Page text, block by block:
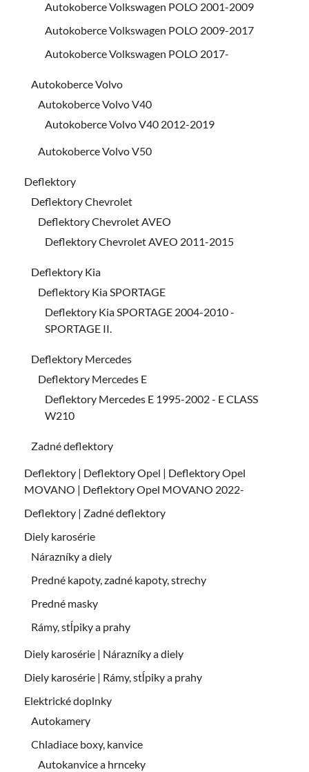
Autokoberce Volkswagen POLO 2001-2009
Autokoberce Volkswagen POLO 2009-2017
Autokoberce Volkswagen POLO 2017-
Autokoberce Volvo
Autokoberce Volvo V40
Autokoberce Volvo V40 2012-2019
Autokoberce Volvo V50
Deflektory
Deflektory Chevrolet
Deflektory Chevrolet AVEO
Deflektory Chevrolet AVEO 2011-2015
Deflektory Kia
Deflektory Kia SPORTAGE
Deflektory Kia SPORTAGE 2004-2010 -
SPORTAGE II.
Deflektory Mercedes
Deflektory Mercedes E
Deflektory Mercedes E 1995-2002 - E CLASS
W210
Zadné deflektory
Deflektory | Deflektory Opel | Deflektory Opel
MOVANO | Deflektory Opel MOVANO 2022-
Deflektory | Zadné deflektory
Diely karosérie
Nárazníky a diely
Predné kapoty, zadné kapoty, strechy
Predné masky
Rámy, stĺpiky a prahy
Diely karosérie | Nárazníky a diely
Diely karosérie | Rámy, stĺpiky a prahy
Elektrické doplnky
Autokamery
Chladiace boxy, kanvice
Autokanvice a hrnceky